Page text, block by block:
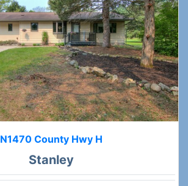
N1470 County Hwy H
Stanley